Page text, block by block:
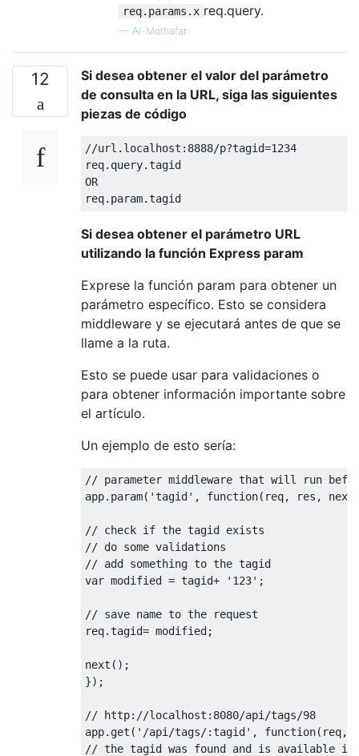
req.params.x req.query.
— Al-Mothafar
12
Si desea obtener el valor del parámetro
de consulta en la URL, siga las siguientes
piezas de código
//url.localhost:8888/p?tagid=1234
req. query.tagid
OR
req. param.tagid
Si desea obtener el parámetro URL
utilizando la función Express param
Exprese la función param para obtener un
parámetro específico. Esto se considera
middleware y se ejecutará antes de que se
llame a la ruta.
Esto se puede usar para validaciones o
para obtener información importante sobre
el artículo.
Un ejemplo de esto sería:
// parameter middleware that will run
app. param( 'tagid' , function( req, res , next
// check if the tagid exists
// do some validations
// add something to the tagid
var modified = tagid+ '123' ;
// save name to the request
req.tagid= modified;
next ();
});
// http://localhost:8080/api/tags/98
app. get ( '/api/tags/:tagid' , function( req,
// the tagid was found and is available in